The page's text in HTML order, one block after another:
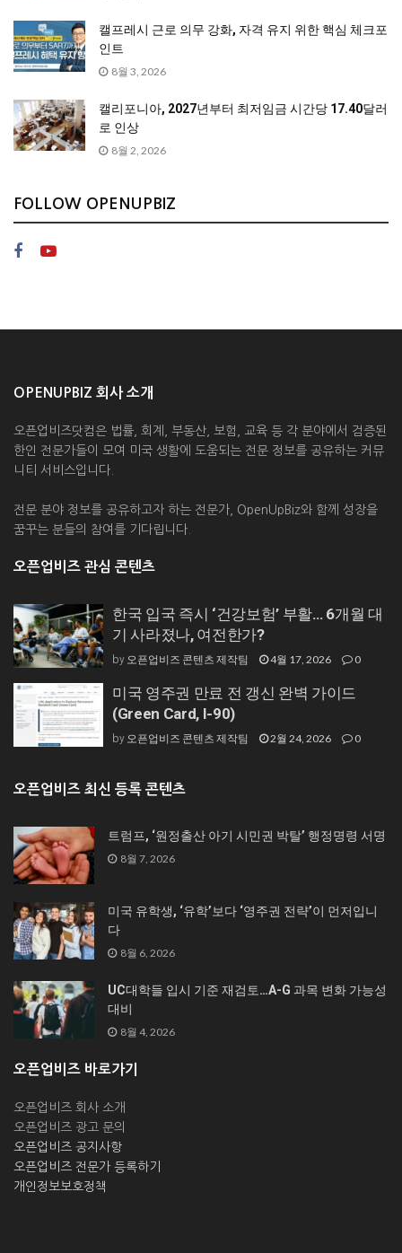
캘프레시 근로 의무 강화, 자격 유지 위한 핵심 체크포
인트
8월 3, 2026
캘리포니아, 2027년부터 최저임금 시간당 17.40달러
로 인상
8월 2, 2026
FOLLOW OPENUPBIZ
OPENUPBIZ 회사 소개
오픈업비즈닷컴은 법률, 회계, 부동산, 보험, 교육 등 각 분야에서 검증된
한인 전문가들이 모여 미국 생활에 도움되는 전문 정보를 공유하는 커뮤
니티 서비스입니다.
전문 분야 정보를 공유하고자 하는 전문가, OpenUpBiz와 함께 성장을
꿈꾸는 분들의 참여를 기다립니다.
오픈업비즈 관심 콘텐츠
한국 입국 즉시 ‘건강보험’ 부활… 6개월 대
기 사라졌나, 여전한가?
by 오픈업비즈 콘텐츠 제작팀 4월 17, 2026 0
미국 영주권 만료 전 갱신 완벽 가이드
(Green Card, I-90)
by 오픈업비즈 콘텐츠 제작팀 2월 24, 2026 0
오픈업비즈 최신 등록 콘텐츠
트럼프, ‘원정출산 아기 시민권 박탈’ 행정명령 서명
8월 7, 2026
미국 유학생, ‘유학’보다 ‘영주권 전략’이 먼저입니
다
8월 6, 2026
UC대학들 입시 기준 재검토…A-G 과목 변화 가능성
대비
8월 4, 2026
오픈업비즈 바로가기
오픈업비즈 회사 소개
오픈업비즈 광고 문의
오픈업비즈 공지사항
오픈업비즈 전문가 등록하기
개인정보보호정책